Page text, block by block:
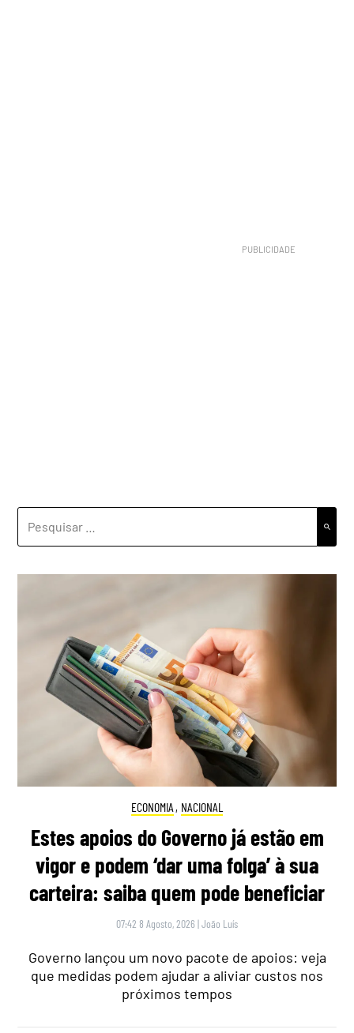
ECONOMIA , NACIONAL
Estes apoios do Governo já estão em
vigor e podem ‘dar uma folga’ à sua
carteira: saiba quem pode beneficiar
07:42 8 Agosto, 2026 |João Luís
Governo lançou um novo pacote de apoios: veja
que medidas podem ajudar a aliviar custos nos
próximos tempos